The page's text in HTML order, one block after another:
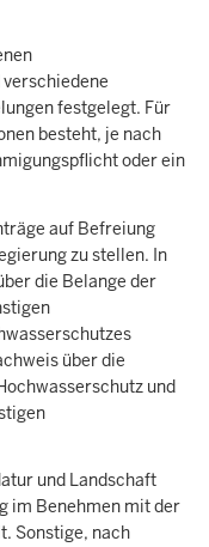
festgelegt. Für
besteht, je nach
oder ein
auf Befreiung
zu stellen. In
die Belange der
über die
und
und Landschaft
im Benehmen mit der
Sonstige, nach